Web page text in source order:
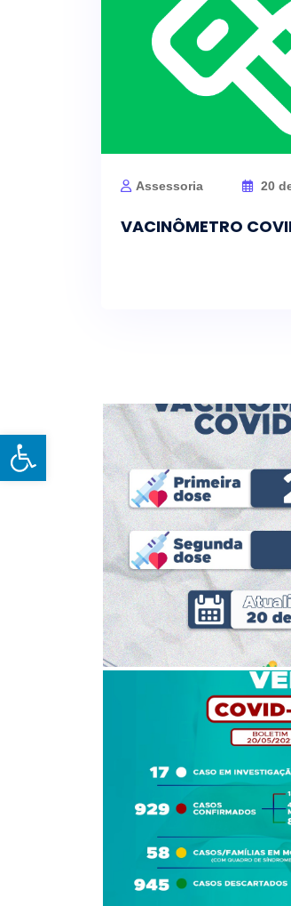
Open toolbar
Assessoria 20
VACINÔMETRO